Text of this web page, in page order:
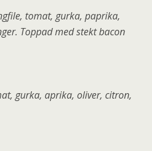
tomat, gurka, paprika,
Toppad med stekt bacon
gurka, aprika, oliver, citron,